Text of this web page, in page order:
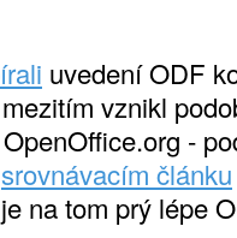
uvedení ODF
vznikl
-
srovnávacím článku
na tom prý lépe